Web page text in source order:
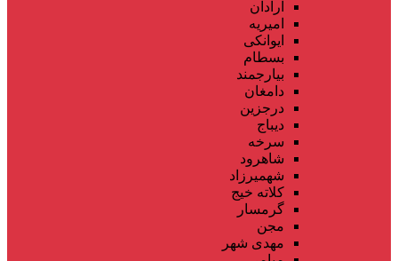
آرادان
امیریه
ایوانکی
بسطام
بیارجمند
دامغان
درجزین
دیباج
سرخه
شاهرود
شهمیرزاد
کلاته خیج
گرمسار
مجن
مهدی شهر